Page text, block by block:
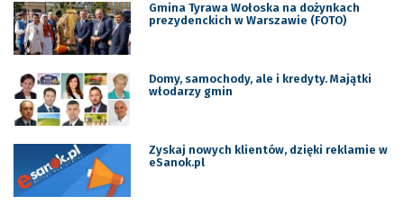
Gmina Tyrawa Wołoska na dożynkach
prezydenckich w Warszawie (FOTO)
Domy, samochody, ale i kredyty. Majątki
włodarzy gmin
Zyskaj nowych klientów, dzięki reklamie w
eSanok.pl